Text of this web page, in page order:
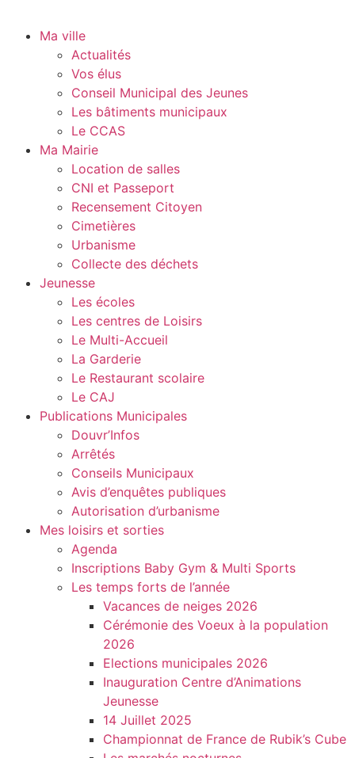
Ma ville
Actualités
Vos élus
Conseil Municipal des Jeunes
Les bâtiments municipaux
Le CCAS
Ma Mairie
Location de salles
CNI et Passeport
Recensement Citoyen
Cimetières
Urbanisme
Collecte des déchets
Jeunesse
Les écoles
Les centres de Loisirs
Le Multi-Accueil
La Garderie
Le Restaurant scolaire
Le CAJ
Publications Municipales
Douvr’Infos
Arrêtés
Conseils Municipaux
Avis d’enquêtes publiques
Autorisation d’urbanisme
Mes loisirs et sorties
Agenda
Inscriptions Baby Gym & Multi Sports
Les temps forts de l’année
Vacances de neiges 2026
Cérémonie des Voeux à la population
2026
Elections municipales 2026
Inauguration Centre d’Animations
Jeunesse
14 Juillet 2025
Championnat de France de Rubik’s Cube